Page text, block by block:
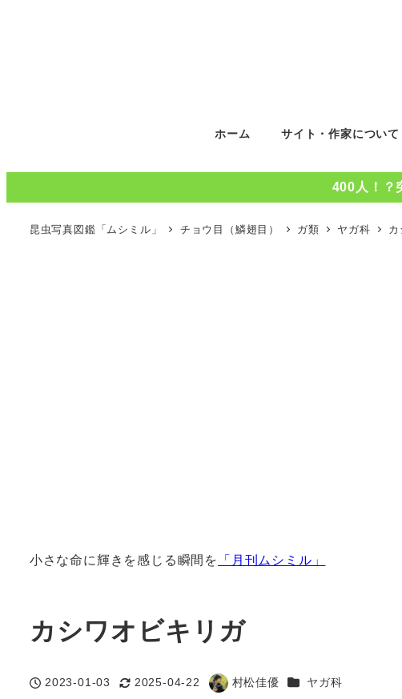
ホーム サイト・作家について
400人！？
昆虫写真図鑑「ムシミル」 チョウ目（鱗翅目） ガ類 ヤガ科
小さな命に輝きを感じる瞬間を 「月刊ムシミル」
カシワオビキリガ
投稿日
2023-01-03
更新日
2025-04-22
著
村松佳優 カテゴリー
ヤガ科